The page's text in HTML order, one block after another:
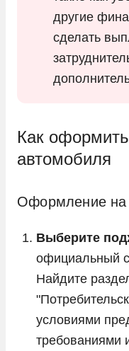
другие
сделать
Как
автомобиля
Оформление на
Выберите
официальный
Найдите
условиями
требованиями